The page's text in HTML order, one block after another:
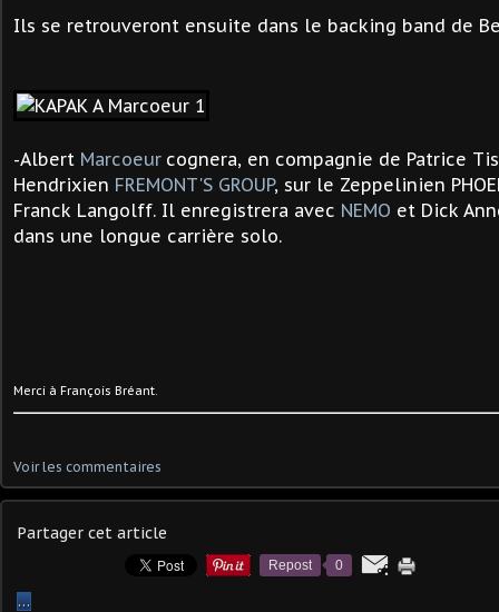
Ils se retrouveront ensuite dans le backing band de
-Albert Marcoeur cognera, en compagnie de Patrice
Hendrixien FREMONT'S GROUP, sur le Zeppelinien
Franck Langolff. Il enregistrera avec NEMO et Dick
dans une longue carrière solo.
Merci à François Bréant.
Voir les commentaires
Partager cet article
Repost 0
…